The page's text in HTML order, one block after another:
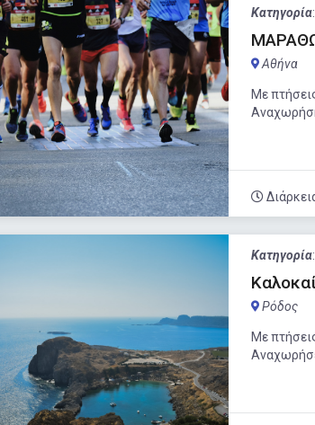
Κατηγορία
Αθήνα
Με
Κατηγορία
Ρόδος
Με